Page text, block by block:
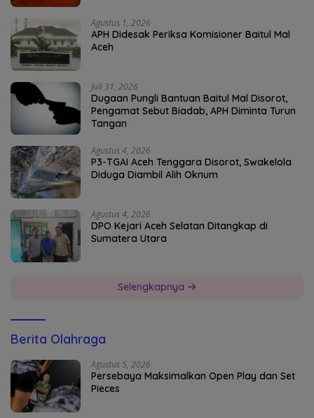
Agustus 1, 2026
APH Didesak Periksa Komisioner Baitul Mal
Aceh
Juli 31, 2026
Dugaan Pungli Bantuan Baitul Mal Disorot,
Pengamat Sebut Biadab, APH Diminta Turun
Tangan
Agustus 4, 2026
P3-TGAI Aceh Tenggara Disorot, Swakelola
Diduga Diambil Alih Oknum
Agustus 4, 2026
DPO Kejari Aceh Selatan Ditangkap di
Sumatera Utara
Selengkapnya
Berita Olahraga
Agustus 5, 2026
Persebaya Maksimalkan Open Play dan Set
Pieces